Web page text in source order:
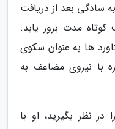
سادگی بعد از دریافت
مدت بروز یابد.
ها به عنوان سکوی
با نیروی مضاعف به
در نظر بگیرید، او با